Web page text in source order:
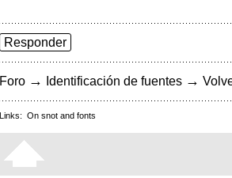
Responder
Foro → Identificación de fuentes →
Links: On snot and fonts